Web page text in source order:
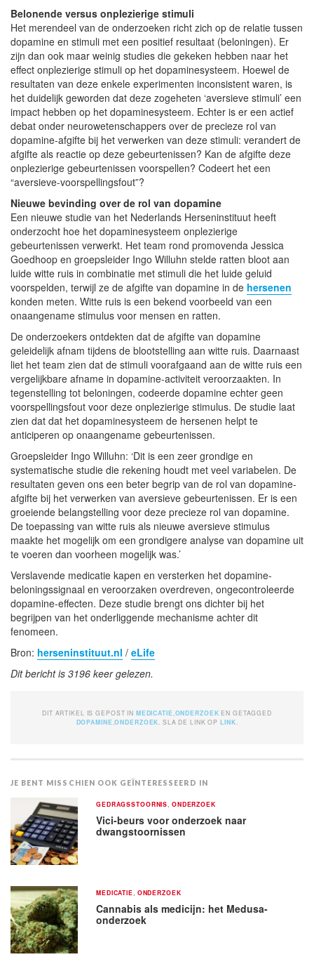
Belonende versus onplezierige stimuli
Het merendeel van de onderzoeken richt zich op de relatie tussen
dopamine en stimuli met een positief resultaat (beloningen). Er
zijn dan ook maar weinig studies die gekeken hebben naar het
effect onplezierige stimuli op het dopaminesysteem. Hoewel de
resultaten van deze enkele experimenten inconsistent waren, is
het duidelijk geworden dat deze zogeheten ‘aversieve stimuli’ een
impact hebben op het dopaminesysteem. Echter is er een actief
debat onder neurowetenschappers over de precieze rol van
dopamine-afgifte bij het verwerken van deze stimuli: verandert de
afgifte als reactie op deze gebeurtenissen? Kan de afgifte deze
onplezierige gebeurtenissen voorspellen? Codeert het een
“aversieve-voorspellingsfout”?
Nieuwe bevinding over de rol van dopamine
Een nieuwe studie van het Nederlands Herseninstituut heeft
onderzocht hoe het dopaminesysteem onplezierige
gebeurtenissen verwerkt. Het team rond promovenda Jessica
Goedhoop en groepsleider Ingo Willuhn stelde ratten bloot aan
luide witte ruis in combinatie met stimuli die het luide geluid
voorspelden, terwijl ze de afgifte van dopamine in de hersenen
konden meten. Witte ruis is een bekend voorbeeld van een
onaangename stimulus voor mensen en ratten.
De onderzoekers ontdekten dat de afgifte van dopamine
geleidelijk afnam tijdens de blootstelling aan witte ruis. Daarnaast
liet het team zien dat de stimuli voorafgaand aan de witte ruis een
vergelijkbare afname in dopamine-activiteit veroorzaakten. In
tegenstelling tot beloningen, codeerde dopamine echter geen
voorspellingsfout voor deze onplezierige stimulus. De studie laat
zien dat dat het dopaminesysteem de hersenen helpt te
anticiperen op onaangename gebeurtenissen.
Groepsleider Ingo Willuhn: ‘Dit is een zeer grondige en
systematische studie die rekening houdt met veel variabelen. De
resultaten geven ons een beter begrip van de rol van dopamine-
afgifte bij het verwerken van aversieve gebeurtenissen. Er is een
groeiende belangstelling voor deze precieze rol van dopamine.
De toepassing van witte ruis als nieuwe aversieve stimulus
maakte het mogelijk om een ​​grondigere analyse van dopamine uit
te voeren dan voorheen mogelijk was.’
Verslavende medicatie kapen en versterken het dopamine-
beloningssignaal en veroorzaken overdreven, ongecontroleerde
dopamine-effecten. Deze studie brengt ons dichter bij het
begrijpen van het onderliggende mechanisme achter dit
fenomeen.
Bron: herseninstituut.nl / eLife
Dit bericht is 3196 keer gelezen.
DIT ARTIKEL IS GEPOST IN MEDICATIE ONDERZOEK EN GETAGGED
DOPAMINE ,ONDERZOEK . SLA DE LINK OPLINK
JE BENT MISSCHIEN OOK GEÏNTERESSEERD IN
GEDRAGSSTOORNIS ONDERZOEK
Vici-beurs voor onderzoek naar
dwangstoornissen
MEDICATIE ONDERZOEK
Cannabis als medicijn: het Medusa-
onderzoek